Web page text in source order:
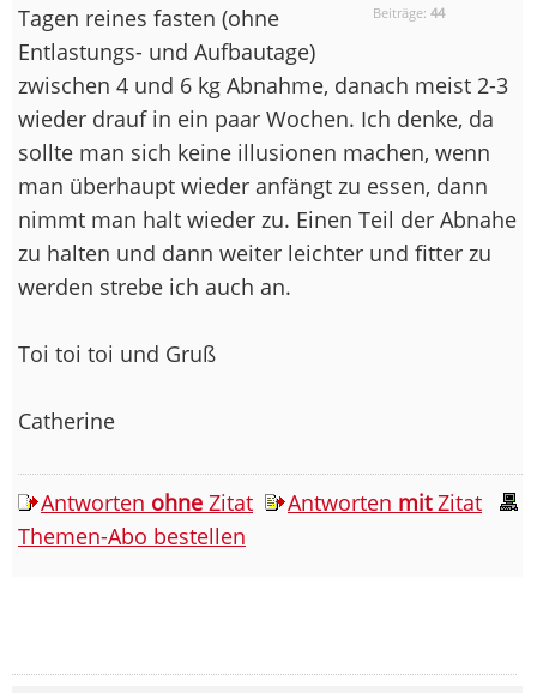
Beiträge:44
Tagen reines fasten (ohne
Entlastungs- und Aufbautage)
zwischen 4 und 6 kg Abnahme, danach meist 2-3
wieder drauf in ein paar Wochen. Ich denke, da
sollte man sich keine illusionen machen, wenn
man überhaupt wieder anfängt zu essen, dann
nimmt man halt wieder zu. Einen Teil der Abnahe
zu halten und dann weiter leichter und fitter zu
werden strebe ich auch an.
Toi toi toi und Gruß
Catherine
Antworten ohne Zitat Antworten mitZitat
Themen-Abo bestellen